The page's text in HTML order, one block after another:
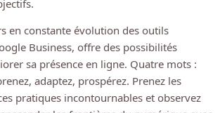
en constante évolution des outils
Business, offre des possibilités
sa présence en ligne. Quatre mots :
adaptez, prospérez. Prenez les
pratiques incontournables et observez